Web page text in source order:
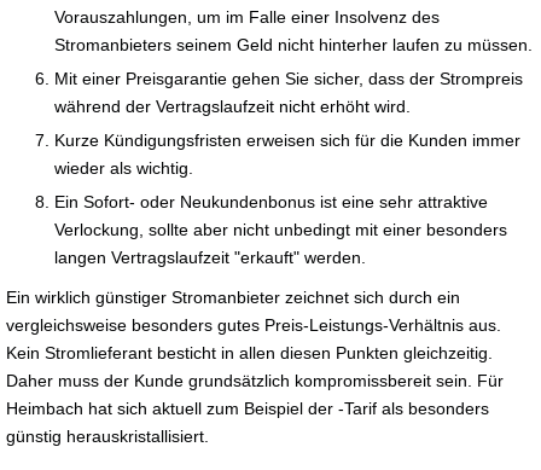
Vorauszahlungen, um im Falle einer Insolvenz des
Stromanbieters seinem Geld nicht hinterher laufen zu müssen.
Mit einer Preisgarantie gehen Sie sicher, dass der Strompreis
während der Vertragslaufzeit nicht erhöht wird.
Kurze Kündigungsfristen erweisen sich für die Kunden immer
wieder als wichtig.
Ein Sofort- oder Neukundenbonus ist eine sehr attraktive
Verlockung, sollte aber nicht unbedingt mit einer besonders
langen Vertragslaufzeit "erkauft" werden.
Ein wirklich günstiger Stromanbieter zeichnet sich durch ein
vergleichsweise besonders gutes Preis-Leistungs-Verhältnis aus.
Kein Stromlieferant besticht in allen diesen Punkten gleichzeitig.
Daher muss der Kunde grundsätzlich kompromissbereit sein. Für
Heimbach hat sich aktuell zum Beispiel der -Tarif als besonders
günstig herauskristallisiert.